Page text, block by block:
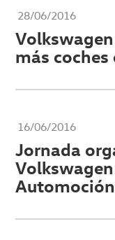
28/06/2016
más
16/06/2016
Jornada
Automoción